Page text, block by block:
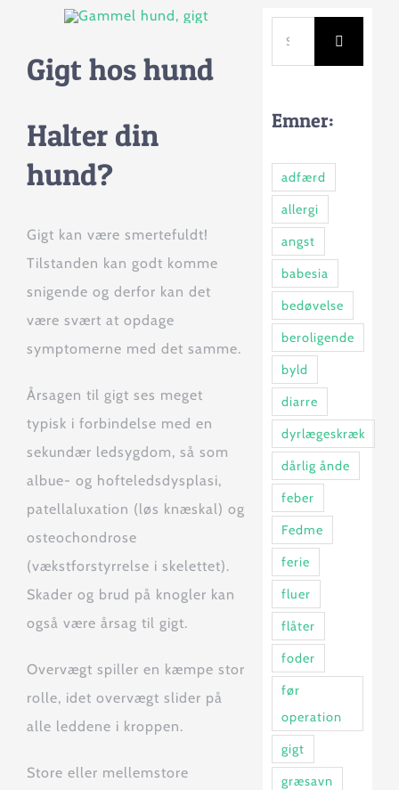
Gigt hos hund
Halter din
hund?
Gigt kan være smertefuldt!
Tilstanden kan godt komme
snigende og derfor kan det
være svært at opdage
symptomerne med det samme.
Årsagen til gigt ses meget
typisk i forbindelse med en
sekundær ledsygdom, så som
albue- og hofteledsdysplasi,
patellaluxation (løs knæskal) og
osteochondrose
(vækstforstyrrelse i skelettet).
Skader og brud på knogler kan
også være årsag til gigt.
Overvægt spiller en kæmpe stor
rolle, idet overvægt slider på
alle leddene i kroppen.
Store eller mellemstore
Emner:
adfærd
allergi
angst
babesia
bedøvelse
beroligende
byld
diarre
dyrlægeskræk
dårlig ånde
feber
Fedme
ferie
fluer
flåter
foder
før
operation
gigt
græsavn